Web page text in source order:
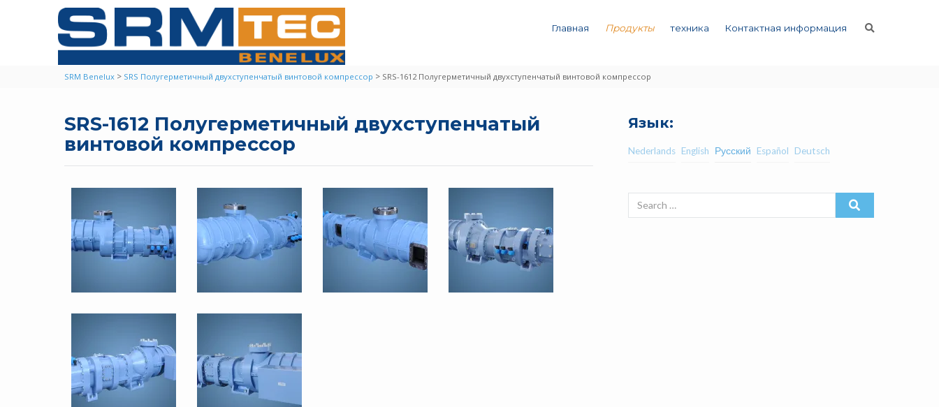
Главная Продукты техника Контактная информация
SRM Benelux > SRS Полугерметичный двухступенчатый винтовой компрессор > SRS-1612 Полугерметичный двухступенчатый винтовой компрессор
SRS-1612 Полугерметичный двухступенчатый
винтовой компрессор
Язык:
Nederlands English Русский Español Deutsch
Search
for: